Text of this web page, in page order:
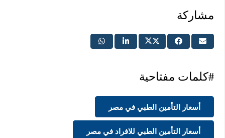
مشاركة
#كلمات مفتاحية
أسعار التأمين الطبي في مصر
أسعار التأمين الطبي للافراد في مصر